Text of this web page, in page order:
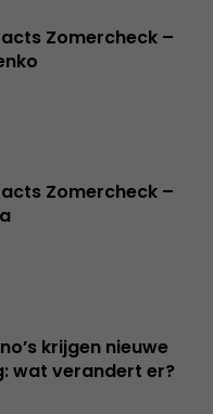
Zomercheck –
Zomercheck –
krijgen nieuwe
wat verandert er?